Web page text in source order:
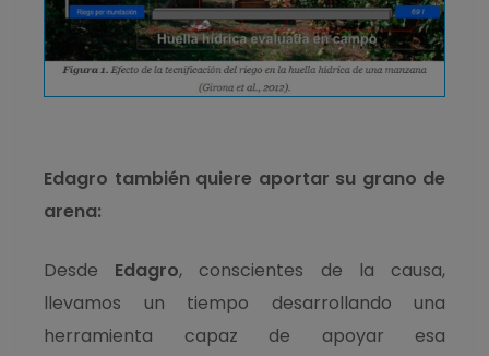
Edagro también quiere aportar su grano de
arena:
Desde Edagro, conscientes de la causa,
llevamos un tiempo desarrollando una
herramienta capaz de apoyar esa